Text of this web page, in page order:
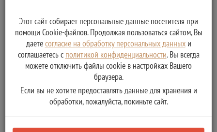
Этот сайт собирает персональные данные посетителя при
помощи Cookie-файлов. Продолжая пользоваться сайтом, Вы
даетесогласие на обработку персональных данныхи
соглашаетесь с политикой конфиденциальности. Вы всегда
можете отключить файлы cookie в настройках Вашего
браузера.
Если вы не хотите предоставлять данные для хранения и
обработки, пожалуйста, покиньте сайт.